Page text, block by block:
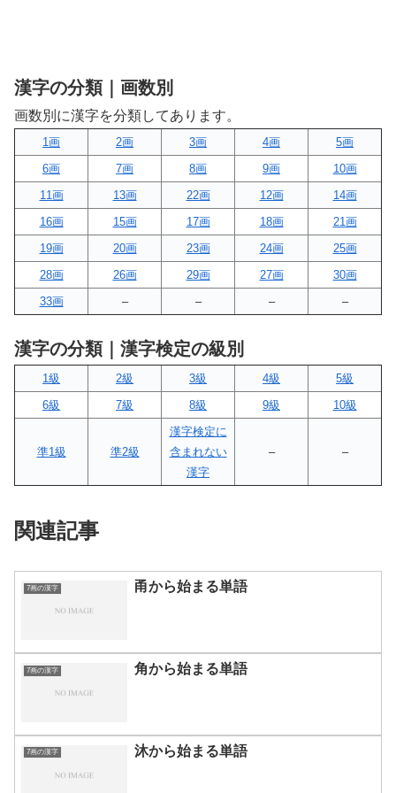
漢字の分類｜画数別
画数別に漢字を分類してあります。
1画 2画 3画 4画
5画
6画
7画 8画 9画
10画
11画
13画 22画 12画
14画
16画
15画 17画 18画
21画
19画
20画 23画 24画
25画
28画
26画 29画 27画
30画
33画
– – – –
漢字の分類｜漢字検定の級別
1級 2級 3級 4級
5級
6級
7級 8級 9級 10級
準1級 準2級
漢字検定に
含まれない
漢字
– –
関連記事
7画の漢字 甬から始まる単語
7画の漢字 角から始まる単語
7画の漢字 沐から始まる単語